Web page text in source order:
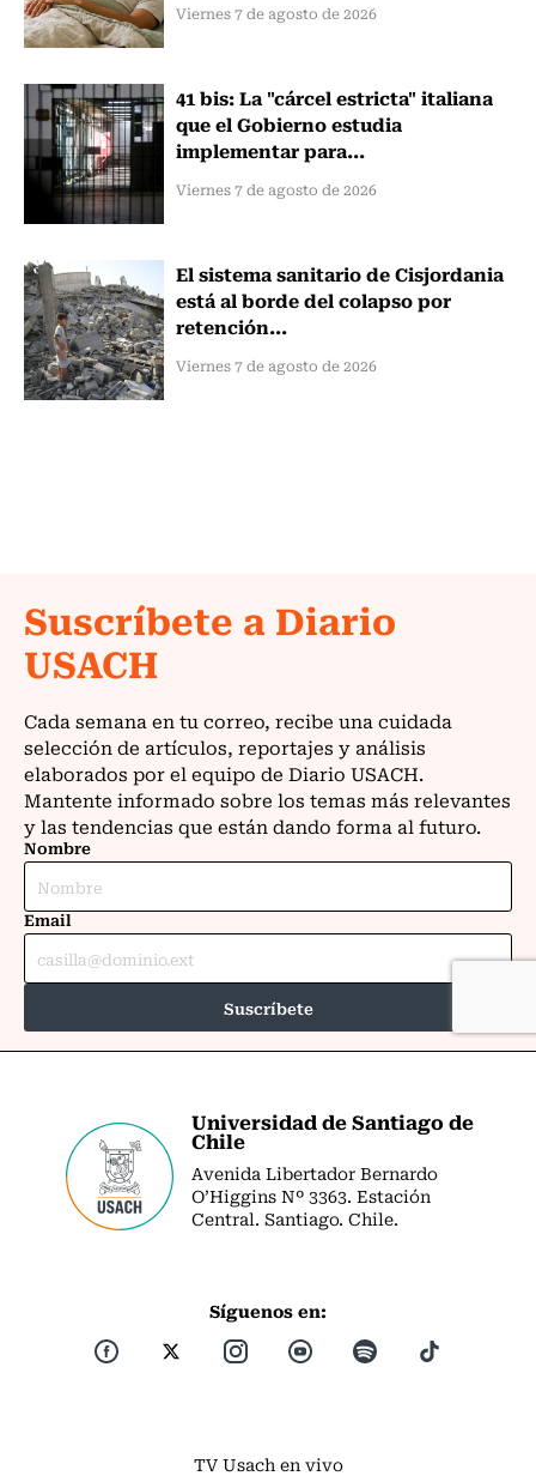
Viernes 7 de agosto de 2026
41 bis: La "cárcel estricta" italiana
que el Gobierno estudia
implementar para...
Viernes 7 de agosto de 2026
El sistema sanitario de Cisjordania
está al borde del colapso por
retención...
Viernes 7 de agosto de 2026
Universidad de Santiago de
Chile
Avenida Libertador Bernardo
O’Higgins Nº 3363. Estación
Central. Santiago. Chile.
Síguenos en:
TV Usach en vivo